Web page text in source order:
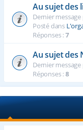
Au sujet des
Dernier message
Posté dans
Réponses :7
Au sujet des
Dernier message
Réponses :8